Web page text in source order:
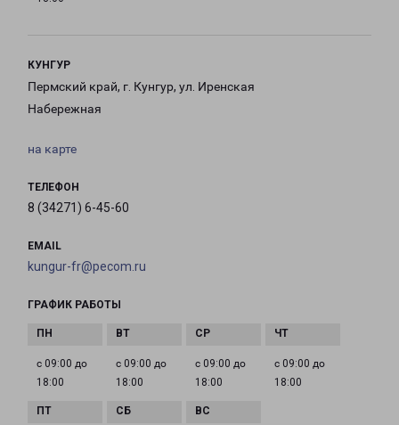
КУНГУР
Пермский край, г. Кунгур, ул. Иренская
Набережная
на карте
ТЕЛЕФОН
8 (34271) 6-45-60
EMAIL
kungur-fr@pecom.ru
ГРАФИК РАБОТЫ
с 09:00 до
18:00
с 09:00 до
18:00
с 09:00 до
18:00
с 09:00 до
18:00